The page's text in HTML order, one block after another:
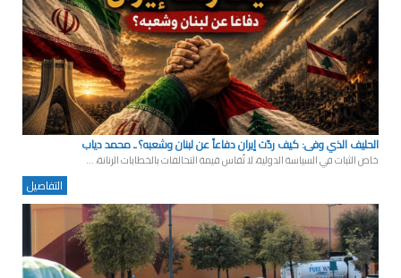
الحليف الذي وفى: كيف ردّت إيران دفاعاً عن لبنان وشعبه؟ ـ محمد دياب
خاص الثبات في السياسة الدولية، لا تُقاس قيمة التحالفات بالخطابات الرنانة، ...
التفاصيل